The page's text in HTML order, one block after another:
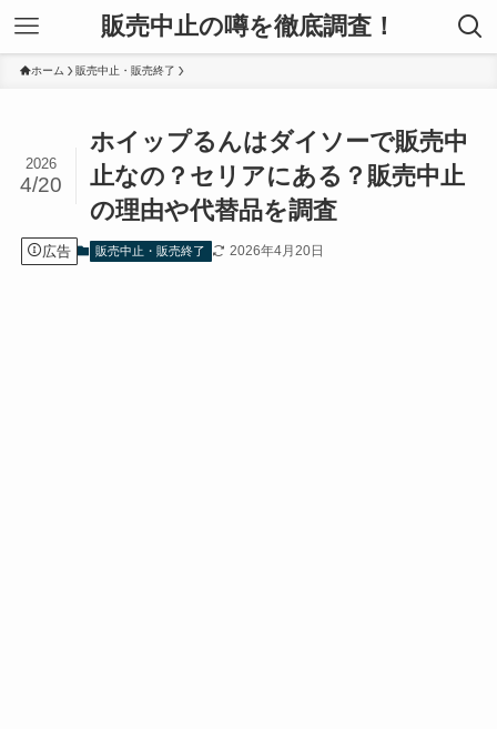
販売中止の噂を徹底調査！
ホーム 販売中止・販売終了
ホイップるんはダイソーで販売中
止なの？セリアにある？販売中止
の理由や代替品を調査
2026
4/20
広告 販売中止・販売終了 2026年4月20日